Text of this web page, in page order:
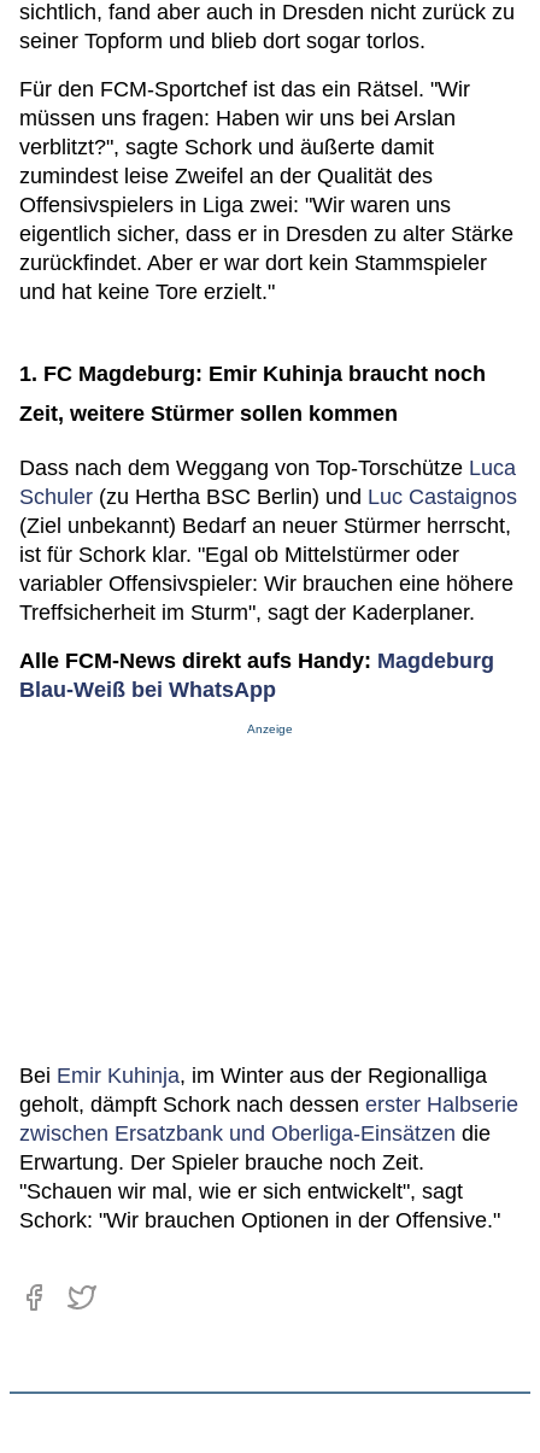
sichtlich, fand aber auch in Dresden nicht zurück zu
seiner Topform und blieb dort sogar torlos.
Für den FCM-Sportchef ist das ein Rätsel. "Wir
müssen uns fragen: Haben wir uns bei Arslan
verblitzt?", sagte Schork und äußerte damit
zumindest leise Zweifel an der Qualität des
Offensivspielers in Liga zwei: "Wir waren uns
eigentlich sicher, dass er in Dresden zu alter Stärke
zurückfindet. Aber er war dort kein Stammspieler
und hat keine Tore erzielt."
1. FC Magdeburg: Emir Kuhinja braucht noch
Zeit, weitere Stürmer sollen kommen
Dass nach dem Weggang von Top-Torschütze Luca
Schuler (zu Hertha BSC Berlin) und Luc Castaignos
(Ziel unbekannt) Bedarf an neuer Stürmer herrscht,
ist für Schork klar. "Egal ob Mittelstürmer oder
variabler Offensivspieler: Wir brauchen eine höhere
Treffsicherheit im Sturm", sagt der Kaderplaner.
Alle FCM-News direkt aufs Handy: Magdeburg
Blau-Weiß bei WhatsApp
Anzeige
Bei Emir Kuhinja, im Winter aus der Regionalliga
geholt, dämpft Schork nach dessen erster Halbserie
zwischen Ersatzbank und Oberliga-Einsätzen die
Erwartung. Der Spieler brauche noch Zeit.
"Schauen wir mal, wie er sich entwickelt", sagt
Schork: "Wir brauchen Optionen in der Offensive."